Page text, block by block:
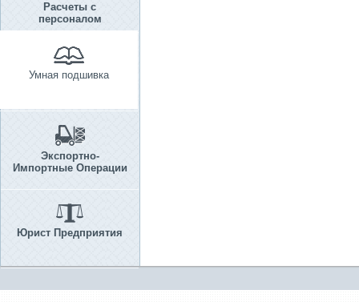
Расчеты с
персоналом
Умная подшивка
Экспортно-
Импортные Операции
Юрист Предприятия